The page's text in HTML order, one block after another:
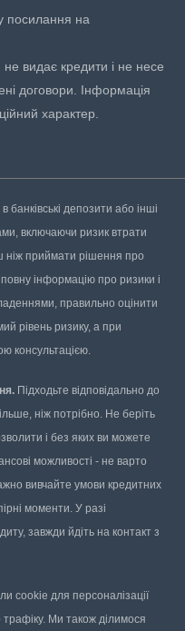
посилання на
видає кредити і не несе
договори. Інформація
характер.
банківські депозити або інші
включаючи ризик втрати
ніж приймати рішення про
інформацію про ризики і
правильно оцінити
рівень ризику, а при
консультацією.
Підходьте відповідально до
ніж потрібно. Не беріть
і без яких ви можете
можливості - не варто
вивчайте умови кредитних
моменти. У разі
завжди йдіть на контакт з
cookie для персоналізації
Ми також ділимося